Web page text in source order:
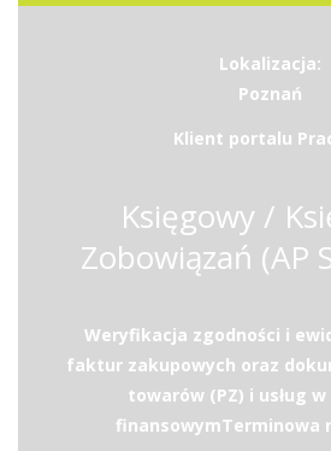
Lokalizacja:
Poznań
Klient portalu
Księgowy /
Zobowiązań (AP
Weryfikacja zgodności i
faktur zakupowych oraz
towarów (PZ) i usług
finansowymTerminowa